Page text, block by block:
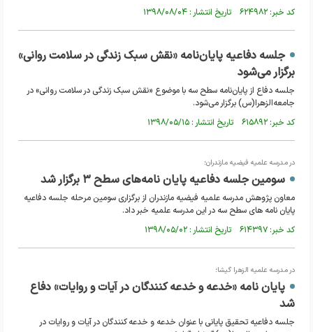
کد خبر: ۶۲۴۹۸۲ تاریخ انتشار : ۱۳۹۸/۰۸/۰۴
جلسه دفاعیه پایان‌نامه «نقش سبک زندگی در سلامت روانی»
برگزار می‌شود
جلسه دفاع از پایان‌نامه سطح سه با موضوع «نقش سبک زندگی در سلامت روانی» در
جامعه‌الزهرا(س) برگزار می‌شود.
کد خبر: ۶۱۵۸۹۲ تاریخ انتشار : ۱۳۹۸/۰۵/۱۵
در مدرسه علمیه فیضیه مازندران؛
سومین جلسه دفاعیه پایان نامه‌های سطح ۳ برگزار شد
معاون پژوهش مدرسه علمیه فیضیه مازندران از برگزاری سومین مرحله جلسه دفاعیه
پایان نامه های سطح سه در این مدرسه علمیه خبر داد.
کد خبر: ۶۱۴۳۹۷ تاریخ انتشار : ۱۳۹۸/۰۵/۰۲
در مدرسه علمیه الزهرا گیشا؛
پایان نامه «خدعه و خدعه کنندگان در آیات و روایات» دفاع
شد
جلسه دفاعیه تحقیق پایانی با عنوان خدعه و خدعه کنندگان در آیات و روایات در